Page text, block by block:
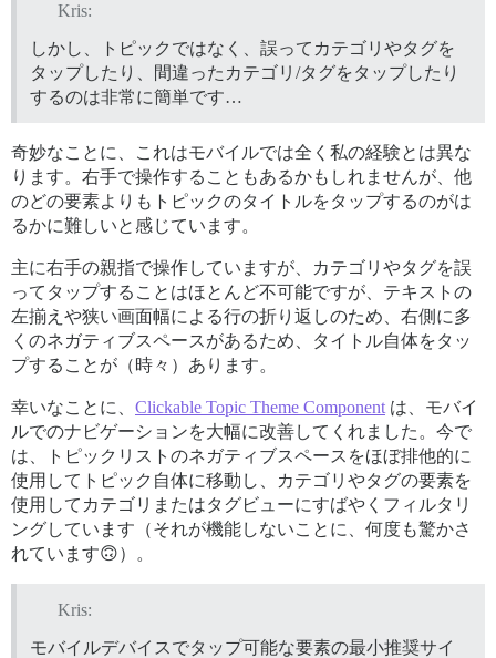
Kris:
しかし、トピックではなく、誤ってカテゴリやタグを
タップしたり、間違ったカテゴリ/タグをタップしたり
するのは非常に簡単です…
奇妙なことに、これはモバイルでは全く私の経験とは異な
ります。右手で操作することもあるかもしれませんが、他
のどの要素よりもトピックのタイトルをタップするのがは
るかに難しいと感じています。
主に右手の親指で操作していますが、カテゴリやタグを誤
ってタップすることはほとんど不可能ですが、テキストの
左揃えや狭い画面幅による行の折り返しのため、右側に多
くのネガティブスペースがあるため、タイトル自体をタッ
プすることが（時々）あります。
幸いなことに、 Clickable Topic Theme Component は、モバイ
ルでのナビゲーションを大幅に改善してくれました。今で
は、トピックリストのネガティブスペースをほぼ排他的に
使用してトピック自体に移動し、カテゴリやタグの要素を
使用してカテゴリまたはタグビューにすばやくフィルタリ
ングしています（それが機能しないことに、何度も驚かさ
れています🙃）。
Kris:
モバイルデバイスでタップ可能な要素の最小推奨サイ